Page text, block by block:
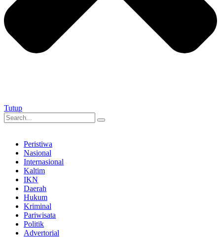
Tutup
Peristiwa
Nasional
Internasional
Kaltim
IKN
Daerah
Hukum
Kriminal
Pariwisata
Politik
Advertorial